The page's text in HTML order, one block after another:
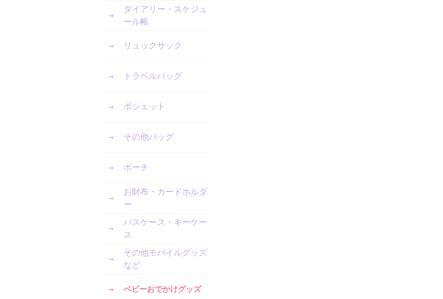
ダイアリー・スケジュ
ール帳
リュックサック
トラベルバッグ
ポシェット
その他バッグ
ポーチ
お財布・カードホルダ
ー
パスケース・キーケー
ス
その他モバイルグッズ
など
ベビーおでかけグッズ